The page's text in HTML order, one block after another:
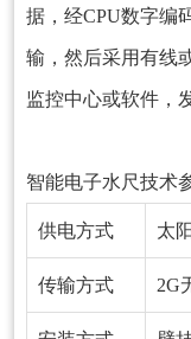
据，经CPU数字编
输，然后采用有线
监控中心或软件，
智能电子水尺技术
供电方式 太
传输方式 2G